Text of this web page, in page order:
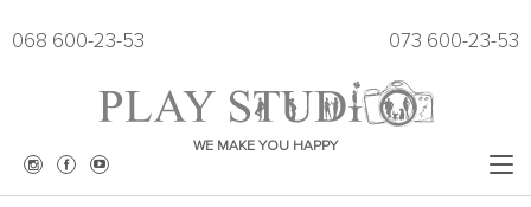
068 600-23-53 073 600-23-53
WE MAKE YOU HAPPY